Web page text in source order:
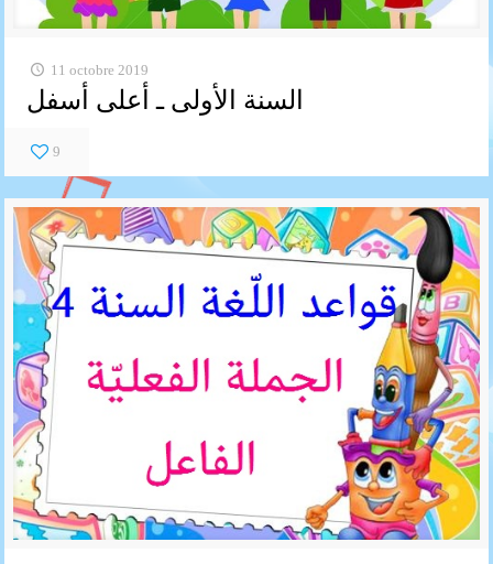
11 octobre 2019
السنة الأولى ـ أعلى أسفل
9